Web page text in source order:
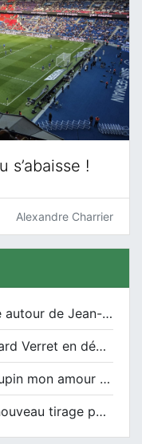
s’abaisse !
Alexandre Charrier
Une rencontre autour de Jean-Claude Suaudeau
Bernard Verret en dédicaces le samedi 13 décembre à l’Espace Culturel Atlantis
« Saupin mon amour » au salon du livre de Trentemoult
Un nouveau tirage pour le Docu-BD